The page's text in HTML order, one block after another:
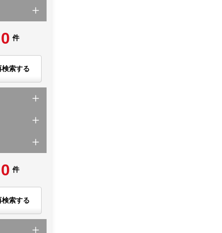
0 件
検索する
0 件
検索する